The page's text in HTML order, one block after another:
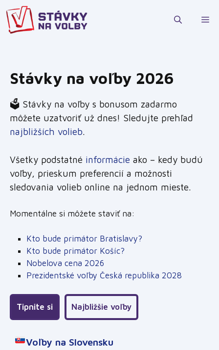
Preskočiť
na
obsah
Stávky na voľby 2026
🗳 Stávky na voľby s bonusom zadarmo
môžete uzatvoriť už dnes! Sledujte prehľad
najbližších volieb.
Všetky podstatné informácie ako – kedy budú
voľby, prieskum preferencií a možnosti
sledovania volieb online na jednom mieste.
Momentálne si môžete staviť na:
Kto bude primátor Bratislavy?
Kto bude primátor Košíc?
Nobelova cena 2026
Prezidentské voľby Česká republika 2028
Tipnite si Najbližšie voľby
Voľby na Slovensku